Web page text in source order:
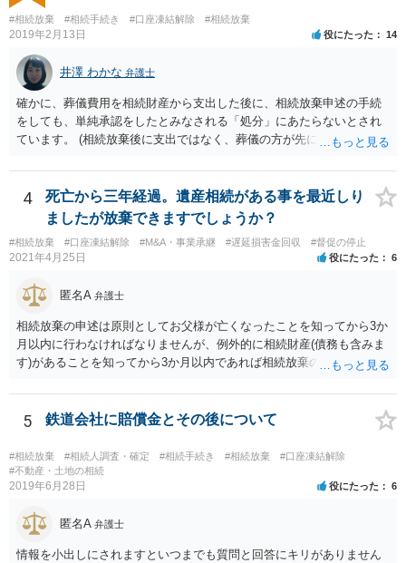
#相続放棄 #相続手続き #口座凍結解除 #相続放棄
2019年2月13日 役にたった 14
井澤 わかな 弁護士
確かに、葬儀費用を相続財産から支出した後に、相続放棄申述の手続
をしても、単純承認をしたとみなされる「処分」にあたらないとされ
ています。 (相続放棄後に支出ではなく、葬儀の方が先に来るのが通常
述の手続ということだと思いますが) ただ、葬儀費用ならいくらでもよ
いということではなく、身分相応の、社会的儀式として当然認められ
る程度の金額に留まると考えた方がよいです。 もし、相続人の皆さん
に葬儀費用を支出する経済力がなく、質素な葬儀を行った費用であれ
ば相続財産から支出しても単純承認と認められない可能性が高いの
で、相続放棄申述が受理される可能性も高いと思います。
4
死亡から三年経過。遺産相続がある事を最近しり
ましたが放棄できますでしょうか？
#相続放棄 #口座凍結解除 #M&A・事業承継 #遅延損害金回収 #督促の停止
2021年4月25日 役にたった 6
匿名A 弁護士
相続放棄の申述は原則としてお父様が亡くなったことを知ってから3か
月以内に行わなければなりませんが、例外的に相続財産(債務も含みま
す)があることを知ってから3か月以内であれば相続放棄の申述が認め
したら、早急に家裁に行って相続放棄の申述をしたい旨告げて必要な
書類を提出されることをおすすめいたします。 なお、お父様の債務が
他にもあるかもしれないというリスクを考えますと、相続放棄の申述
にあたっては、法テラスの無料相談等を利用して弁護士に相談するこ
とも十分考えられるかと存じます。また、ご記載いただいた事実関係
を拝見するかぎり、再婚相手のかたは既に相続放棄をされている可能
5 鉄道会社に賠償金とその後について
#相続放棄 #相続人調査・確定 #相続手続き #相続放棄
#口座凍結解除
#不動産・土地の相続
2019年6月28日 役にたった 6
匿名A 弁護士
情報を小出しにされますといつまでも質問と回答にキリがありません